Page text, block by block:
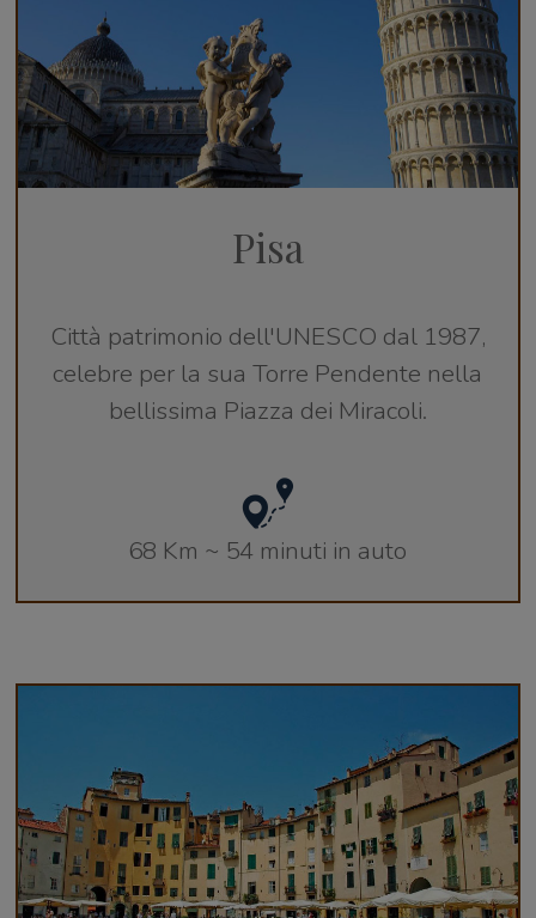
Pisa
Città patrimonio dell'UNESCO dal 1987,
celebre per la sua Torre Pendente nella
bellissima Piazza dei Miracoli.
68 Km ~ 54 minuti in auto